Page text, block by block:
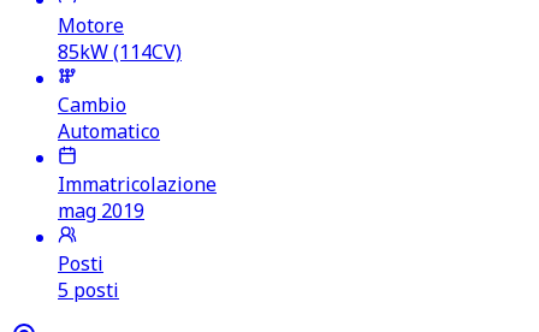
Motore
85kW (114CV)
Cambio
Automatico
Immatricolazione
mag 2019
Posti
5 posti